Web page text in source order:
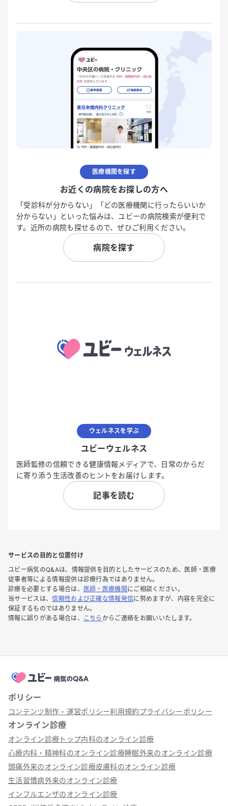
医療機関を探す
お近くの病院をお探しの方へ
「受診科が分からない」「どの医療機関に行ったらいいか
分からない」といった悩みは、ユビーの病院検索が便利で
す。近所の病院も探せるので、ぜひご利用ください。
病院を探す
ウェルネスを学ぶ
ユビーウェルネス
医師監修の信頼できる健康情報メディアで、日常のからだ
に寄り添う生活改善のヒントをお届けします。
記事を読む
サービスの目的と位置付け
ユビー病気のQ&Aは、情報提供を目的としたサービスのため、医師・医療
従事者等による情報提供は診療行為ではありません。
診療を必要とする場合は、
医師・医療機関 にご相談ください。
当サービスは、信頼性および正確な情報発信に努めますが、内容を完全に
保証するものではありません。
情報に誤りがある場合は、
こちら からご連絡をお願いいたします。
ポリシー
コンテンツ制作・運営ポリシー利用規約プライバシーポリシー
オンライン診療
オンライン診療トップ内科のオンライン診療
心療内科・精神科のオンライン診療睡眠外来のオンライン診療
頭痛外来のオンライン診療皮膚科のオンライン診療
生活習慣病外来のオンライン診療
インフルエンザのオンライン診療